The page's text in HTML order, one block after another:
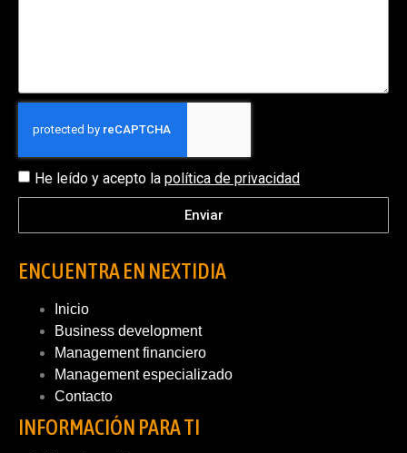
He leído y acepto la política de privacidad
Enviar
ENCUENTRA EN NEXTIDIA
Inicio
Business development
Management financiero
Management especializado
Contacto
INFORMACIÓN PARA TI